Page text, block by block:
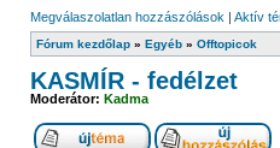
Megválaszolatlan hozzászólások | Aktív
Fórum kezdőlap » Egyéb » Offtopicok
KASMÍR - fedélzet
Moderátor: Kadma